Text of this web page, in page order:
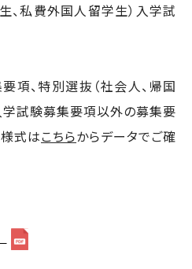
、私費外国人留学生）入学試
、特別選抜（社会人、帰国
学試験募集要項以外の募集要
式はこちらからデータでご確